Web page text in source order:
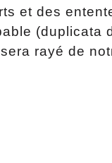
et des
(duplicata
rayé de